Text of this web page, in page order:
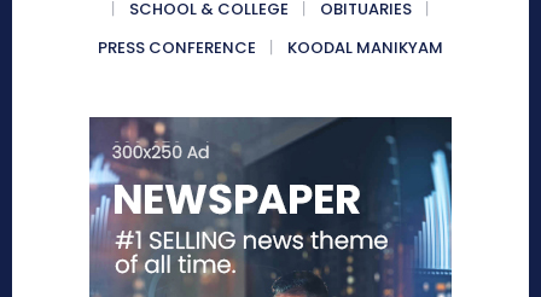
SCHOOL & COLLEGE
OBITUARIES
PRESS CONFERENCE
KOODAL MANIKYAM